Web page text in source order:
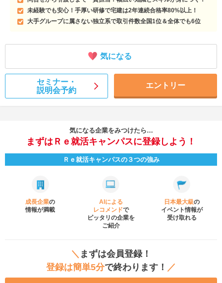
未経験でも安心！手厚い研修で宅建は2年連続合格率80%以上！
大手グループに属さない独立系で取引件数全国1位＆全体でも6位
気になる
セミナー・
説明会予約
エントリー
気になる企業をみつけたら…
まずはＲｅ就活キャンパスに登録しよう！
Ｒｅ就活キャンパスの３つの強み
成長企業の
情報が満載
AIによる
レコメンドで
ピッタリの企業を
ご紹介
日本最大級の
イベント情報が
受け取れる
＼ まずは会員登録！
登録は簡単5分で終わります！ ／